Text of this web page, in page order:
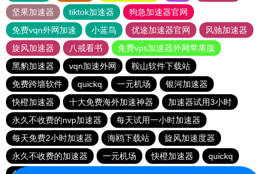
坚果加速器
tiktok加速器
狗急加速器官网
免费vqn外网加速
小蓝鸟 优途加速器官网
风驰加速器
旋风加速器
八戒看书
免费vps加速器外网苹果版
黑豹加速器
vqn加速外网
鞍山软件下载站
免费跨墙软件
quickq 一元机场
银河加速器
快橙加速器
十大免费海外加速神器
加速器试用3小时
永久不收费的nvp加速器
每天试用一小时加速器
每天免费2小时加速器
海鸥下载站
旋风加速度器
永久不收费的加速器
一元机场 快橙加速器
quickq